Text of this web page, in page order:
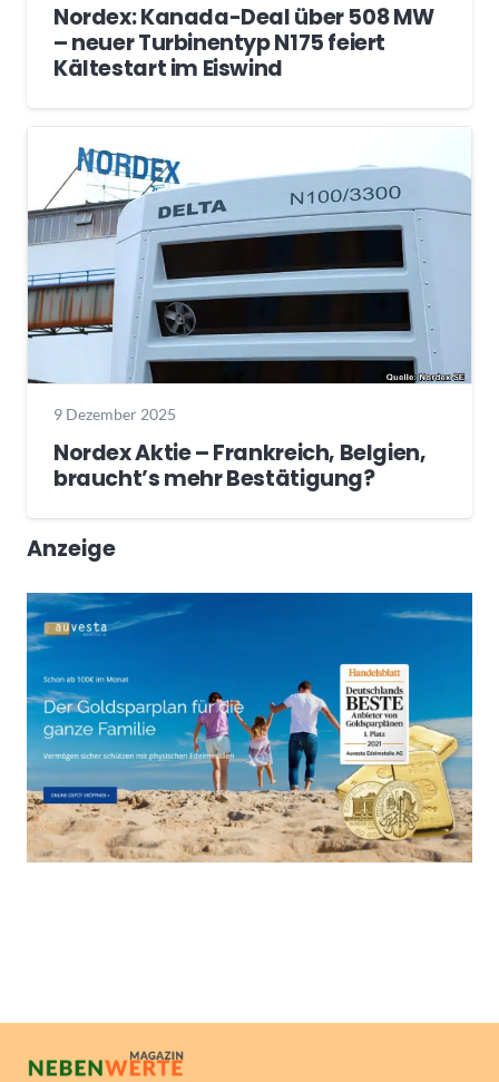
Nordex: Kanada-Deal über 508 MW
– neuer Turbinentyp N175 feiert
Kältestart im Eiswind
9 Dezember 2025
Nordex Aktie – Frankreich, Belgien,
braucht’s mehr Bestätigung?
Anzeige